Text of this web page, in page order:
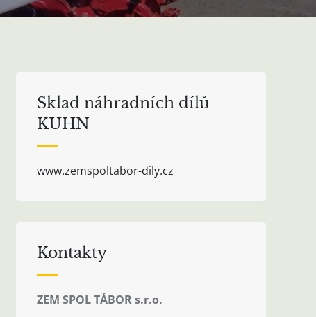
Sklad náhradních dílů
KUHN
www.zemspoltabor-dily.cz
Kontakty
ZEM SPOL TÁBOR s.r.o.